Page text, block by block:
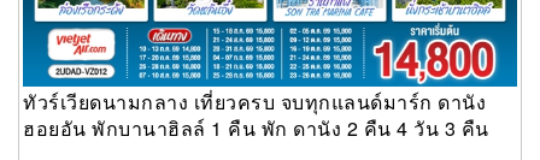
ทัวร์เวียดนามกลาง เที่ยวครบ จบทุกแลนด์มาร์ก ดานัง
ฮอยอัน พักบานาฮิลล์ 1 คืน พัก ดานัง 2 คืน 4 วัน 3 คืน